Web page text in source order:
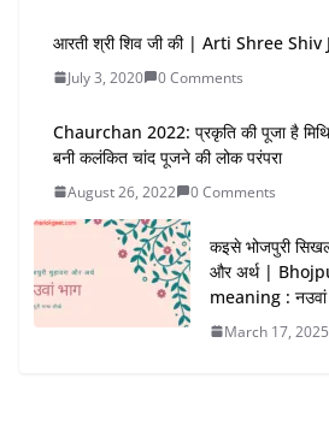
आरती श्री शिव जी की | Arti Shree Shiv
July 3, 2020 0 Comments
Chaurchan 2022: प्रकृति की पूजा है
बनी कलंकित चांद पूजने की लोक परंपरा
August 26, 2022 0 Comments
कइसे भोजपुरी
और अर्थ |
meaning : नउवां
March 17, 2025